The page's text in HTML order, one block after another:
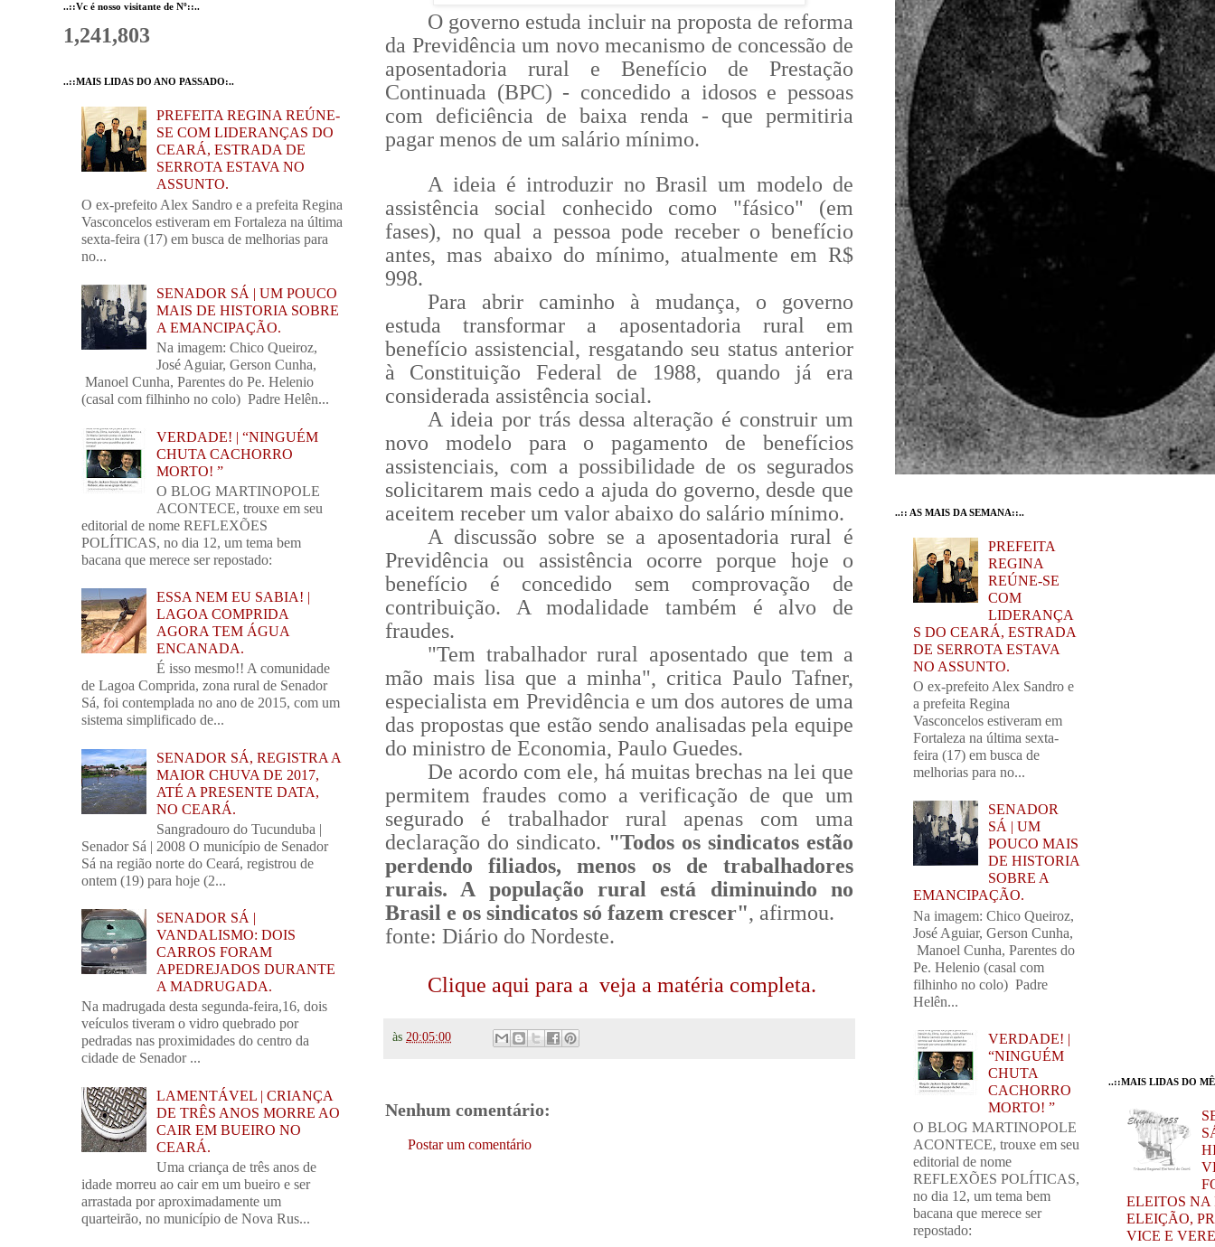
O governo estuda incluir na proposta de reforma
da Previdência um novo mecanismo de concessão de
aposentadoria rural e Benefício de Prestação
Continuada (BPC) - concedido a idosos e pessoas
com deficiência de baixa renda - que permitiria
pagar menos de um salário mínimo.
A ideia é introduzir no Brasil um modelo de
assistência social conhecido como "fásico" (em
fases), no qual a pessoa pode receber o benefício
antes, mas abaixo do mínimo, atualmente em R$
998.
Para abrir caminho à mudança, o governo
estuda transformar a aposentadoria rural em
benefício assistencial, resgatando seu status anterior
à Constituição Federal de 1988, quando já era
considerada assistência social.
A ideia por trás dessa alteração é construir um
novo modelo para o pagamento de benefícios
assistenciais, com a possibilidade de os segurados
solicitarem mais cedo a ajuda do governo, desde que
aceitem receber um valor abaixo do salário mínimo.
A discussão sobre se a aposentadoria rural é
Previdência ou assistência ocorre porque hoje o
benefício é concedido sem comprovação de
contribuição. A modalidade também é alvo de
fraudes.
"Tem trabalhador rural aposentado que tem a
mão mais lisa que a minha", critica Paulo Tafner,
especialista em Previdência e um dos autores de uma
das propostas que estão sendo analisadas pela equipe
do ministro de Economia, Paulo Guedes.
De acordo com ele, há muitas brechas na lei que
permitem fraudes como a verificação de que um
segurado é trabalhador rural apenas com uma
declaração do sindicato. "Todos os sindicatos estão
perdendo filiados, menos os de trabalhadores
rurais. A população rural está diminuindo no
Brasil e os sindicatos só fazem crescer", afirmou.
fonte: Diário do Nordeste.
Clique aqui para a veja a matéria completa.
às 20:05:00
Nenhum comentário:
Postar um comentário
..::Vc é nosso visitante de Nº::..
1,241,803
..::MAIS LIDAS DO ANO PASSADO:..
PREFEITA REGINA REÚNE-
SE COM LIDERANÇAS DO
CEARÁ, ESTRADA DE
SERROTA ESTAVA NO
ASSUNTO.
O ex-prefeito Alex Sandro e a prefeita Regina
Vasconcelos estiveram em Fortaleza na última
sexta-feira (17) em busca de melhorias para
no...
SENADOR SÁ | UM POUCO
MAIS DE HISTORIA SOBRE
A EMANCIPAÇÃO.
Na imagem: Chico Queiroz,
José Aguiar, Gerson Cunha,
Manoel Cunha, Parentes do Pe. Helenio
(casal com filhinho no colo) Padre Helên...
VERDADE! | “NINGUÉM
CHUTA CACHORRO
MORTO! ”
O BLOG MARTINOPOLE
ACONTECE, trouxe em seu
editorial de nome REFLEXÕES
POLÍTICAS, no dia 12, um tema bem
bacana que merece ser repostado:
ESSA NEM EU SABIA! |
LAGOA COMPRIDA
AGORA TEM ÁGUA
ENCANADA.
É isso mesmo!! A comunidade
de Lagoa Comprida, zona rural de Senador
Sá, foi contemplada no ano de 2015, com um
sistema simplificado de...
SENADOR SÁ, REGISTRA A
MAIOR CHUVA DE 2017,
ATÉ A PRESENTE DATA,
NO CEARÁ.
Sangradouro do Tucunduba |
Senador Sá | 2008 O município de Senador
Sá na região norte do Ceará, registrou de
ontem (19) para hoje (2...
SENADOR SÁ |
VANDALISMO: DOIS
CARROS FORAM
APEDREJADOS DURANTE
A MADRUGADA.
Na madrugada desta segunda-feira,16, dois
veículos tiveram o vidro quebrado por
pedradas nas proximidades do centro da
cidade de Senador ...
LAMENTÁVEL | CRIANÇA
DE TRÊS ANOS MORRE AO
CAIR EM BUEIRO NO
CEARÁ.
Uma criança de três anos de
idade morreu ao cair em um bueiro e ser
arrastada por aproximadamente um
quarteirão, no município de Nova Rus...
..:: AS MAIS DA SEMANA::..
PREFEITA
REGINA
REÚNE-SE
COM
LIDERANÇA
S DO CEARÁ, ESTRADA
DE SERROTA ESTAVA
NO ASSUNTO.
O ex-prefeito Alex Sandro e
a prefeita Regina
Vasconcelos estiveram em
Fortaleza na última sexta-
feira (17) em busca de
melhorias para no...
SENADOR
SÁ | UM
POUCO MAIS
DE HISTORIA
SOBRE A
EMANCIPAÇÃO.
Na imagem: Chico Queiroz,
José Aguiar, Gerson Cunha,
Manoel Cunha, Parentes do
Pe. Helenio (casal com
filhinho no colo) Padre
Helên...
VERDADE! |
“NINGUÉM
CHUTA
CACHORRO
MORTO! ”
O BLOG MARTINOPOLE
ACONTECE, trouxe em seu
editorial de nome
REFLEXÕES POLÍTICAS,
no dia 12, um tema bem
bacana que merece ser
repostado:
..::MAIS LIDAS DO
ELEITOS NA
ELEIÇÃO,
VICE E